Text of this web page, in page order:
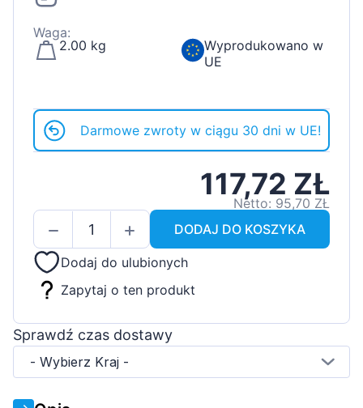
Waga:
2.00 kg
Wyprodukowano w
UE
Darmowe zwroty w ciągu 30 dni w UE!
117,72 ZŁ
Netto: 95,70 ZŁ
DODAJ DO KOSZYKA
Dodaj do ulubionych
Zapytaj o ten produkt
Sprawdź czas dostawy
- Wybierz Kraj -